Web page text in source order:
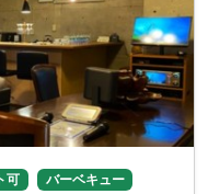
可
バーベキュー